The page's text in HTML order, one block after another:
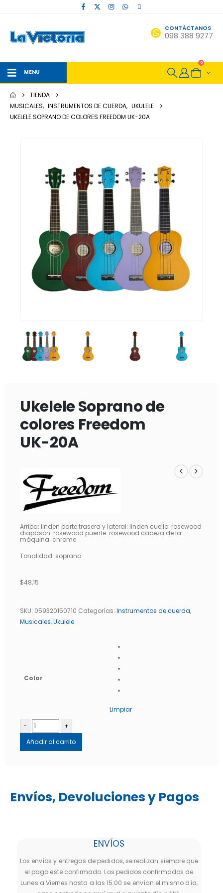
CONTÁCTANOS
098 388 9277
MENU
0
TIENDA
MUSICALES, INSTRUMENTOS DE CUERDA, UKULELE
UKELELE SOPRANO DE COLORES FREEDOM UK-20A
Ukelele Soprano de
colores Freedom
UK-20A
Arriba: linden parte trasera y lateral: linden cuello: rosewood
diapasón: rosewood puente: rosewood cabeza de la
máquina: chrome
Tonalidad: soprano
$48,15
SKU: 059320150710 Categorías: Instrumentos de cuerda,
Musicales,Ukulele
Color
Limpiar
-
+
Añadir al carrito
Envíos, Devoluciones y Pagos
ENVÍOS
Los envíos y entregas de pedidos, se realizan siempre que
el pago este confirmado. Los pedidos confirmados de
Lunes a Viernes hasta a las 15:00 se envían el mismo día,